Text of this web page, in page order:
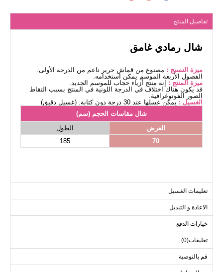
تفاصيل المنتج
شال رمادي غامق
ميزة النسيج : مصنوع من قماش حرير ناعم من الدرجة الأولى.
الفصول الأربعة الموسم يمكن استخدامه.
ميزة المنتج : إنه منتج أزياء حجاب للموسم الجديد.
قد يكون هناك اختلاف في الدرجة اللونية في المنتج بسبب التقاط
الصور الفوتوغرافية.
الغسيل : يمكن غسلها عند 30 درجة دون كتابة. (غسيل دقيق)
شال مقاسات الحجم (سم)
العرض
الطول
70
185
تعليمات الغسيل
الاعادة و التبديل
خيارات الدفع
تعليقات(0)
قم بالتوصية